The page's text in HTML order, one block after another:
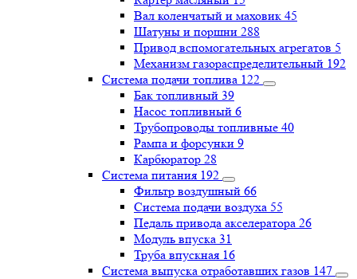
Вал коленчатый и маховик 45
Шатуны и поршни 288
Привод вспомогательных агрегатов 5
Механизм газораспределительный 192
Система подачи топлива 122
Бак топливный 39
Насос топливный 6
Трубопроводы топливные 40
Рампа и форсунки 9
Карбюратор 28
Система питания 192
Фильтр воздушный 66
Система подачи воздуха 55
Педаль привода акселератора 26
Модуль впуска 31
Труба впускная 16
Система выпуска отработавших газов 147